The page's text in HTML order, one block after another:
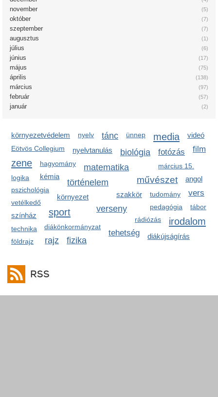
(5)
november
(7)
október
(7)
szeptember
(1)
augusztus
(6)
július
(17)
június
(75)
május
(138)
április
(97)
március
(57)
február
(2)
január
környezetvédelem nyelv tánc ünnep media
Eötvös Collegium nyelvtanulás biológia fotózás
zene hagyomány
videó
március 15.
matematika
kémia
film
művészet
történelem
pszichológia
logika
angol
szakkör
tudomány
környezet
vetélkedő
pedagógia
vers
verseny
sport
színház rádiózás irodalom
diákönkormányzat
technika tehetség diákújságírás
rajz fizika
tábor
földrajz
RSS